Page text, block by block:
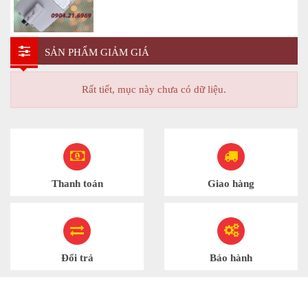
SẢN PHẨM GIẢM GIÁ
Rất tiết, mục này chưa có dữ liệu.
Thanh toán Giao hàng
Đổi trả Bảo hành